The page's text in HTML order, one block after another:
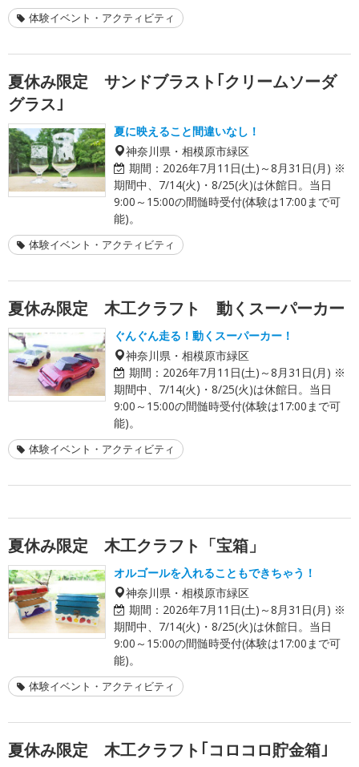
体験イベント・アクティビティ
夏休み限定 サンドブラスト｢クリームソーダ
グラス｣
夏に映えること間違いなし！
神奈川県・相模原市緑区
期間： 2026年7月11日(土)～8月31日(月) ※
期間中、7/14(火)・8/25(火)は休館日。当日
9:00～15:00の間髄時受付(体験は17:00まで可
能)。
体験イベント・アクティビティ
夏休み限定 木工クラフト 動くスーパーカー
ぐんぐん走る！動くスーパーカー！
神奈川県・相模原市緑区
期間： 2026年7月11日(土)～8月31日(月) ※
期間中、7/14(火)・8/25(火)は休館日。当日
9:00～15:00の間髄時受付(体験は17:00まで可
能)。
体験イベント・アクティビティ
夏休み限定 木工クラフト「宝箱」
オルゴールを入れることもできちゃう！
神奈川県・相模原市緑区
期間： 2026年7月11日(土)～8月31日(月) ※
期間中、7/14(火)・8/25(火)は休館日。当日
9:00～15:00の間髄時受付(体験は17:00まで可
能)。
体験イベント・アクティビティ
夏休み限定 木工クラフト｢コロコロ貯金箱｣